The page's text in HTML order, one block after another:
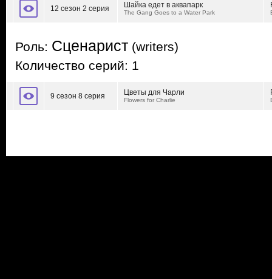
12 сезон 2 серия Шайка едет в аквапарк
The Gang Goes to a Water Park
Роль: Сценарист (writers)
Количество серий: 1
9 сезон 8 серия Цветы для Чарли
Flowers for Charlie